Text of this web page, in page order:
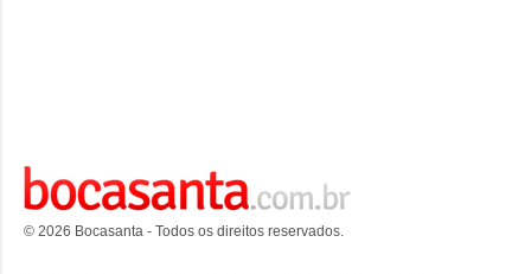
© 2026 Bocasanta - Todos os direitos reservados.